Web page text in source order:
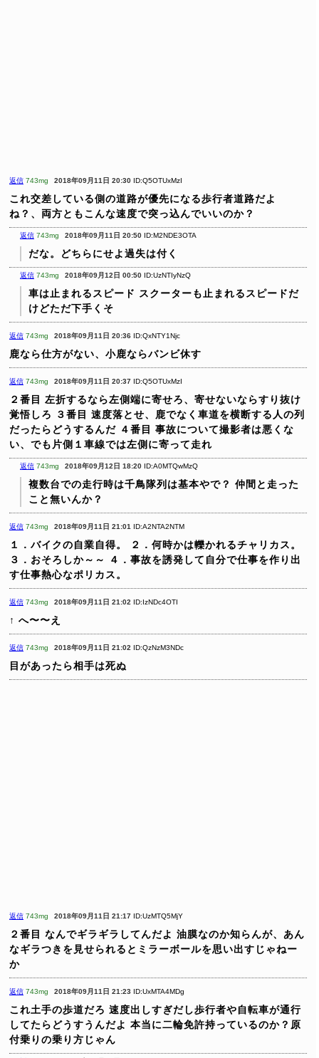
返信 743mg 2018年09月11日 20:30 ID:Q5OTUxMzI
これ交差している側の道路が優先になる歩行者道路だよ
ね？、両方ともこんな速度で突っ込んでいいのか？
返信 743mg 2018年09月11日 20:50 ID:M2NDE3OTA
だな。どちらにせよ過失は付く
返信 743mg 2018年09月12日 00:50 ID:UzNTIyNzQ
車は止まれるスピード スクーターも止まれるスピードだ
けどただ下手くそ
返信 743mg 2018年09月11日 20:36 ID:QxNTY1Njc
鹿なら仕方がない、小鹿ならバンビ休す
返信 743mg 2018年09月11日 20:37 ID:Q5OTUxMzI
２番目 左折するなら左側端に寄せろ、寄せないならすり抜け
覚悟しろ
３番目 速度落とせ、鹿でなく車道を横断する人の列
だったらどうするんだ ４番目 事故について撮影者は悪くな
い、でも片側１車線では左側に寄って走れ
返信 743mg 2018年09月12日 18:20 ID:A0MTQwMzQ
複数台での走行時は千鳥隊列は基本やで？ 仲間と走った
こと無いんか？
返信 743mg 2018年09月11日 21:01 ID:A2NTA2NTM
１．バイクの自業自得。
２．何時かは轢かれるチャリカス。
３．おそろしか～～
４．事故を誘発して自分で仕事を作り出
す仕事熱心なポリカス。
返信 743mg 2018年09月11日 21:02 ID:IzNDc4OTI
↑ へ〜〜え
返信 743mg 2018年09月11日 21:02 ID:QzNzM3NDc
目があったら相手は死ぬ
返信 743mg 2018年09月11日 21:17 ID:UzMTQ5MjY
２番目 なんでギラギラしてんだよ 油膜なのか知らんが、あん
なギラつきを見せられるとミラーボールを思い出すじゃねー
か
返信 743mg 2018年09月11日 21:23 ID:UxMTA4MDg
これ土手の歩道だろ 速度出しすぎだし歩行者や自転車が通行
してたらどうすうんだよ 本当に二輪免許持っているのか？原
付乗りの乗り方じゃん